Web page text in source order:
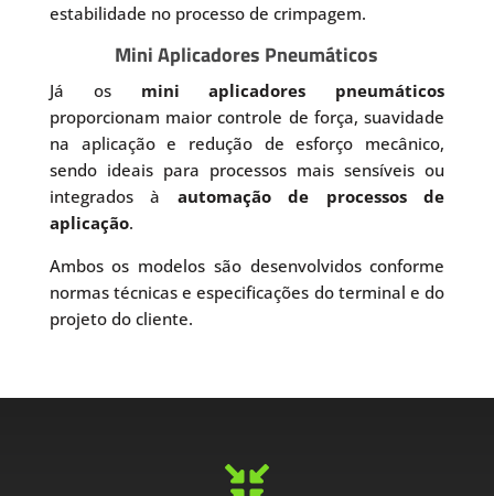
estabilidade no processo de crimpagem.
Mini Aplicadores Pneumáticos
Já os mini aplicadores pneumáticos
proporcionam maior controle de força, suavidade
na aplicação e redução de esforço mecânico,
sendo ideais para processos mais sensíveis ou
integrados à automação de processos de
aplicação.
Ambos os modelos são desenvolvidos conforme
normas técnicas e especificações do terminal e do
projeto do cliente.
